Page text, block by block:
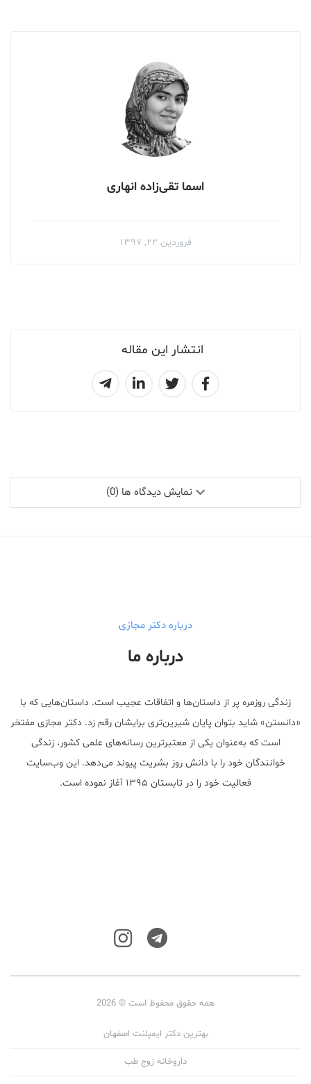
انتشار این مقاله
اسما تقی‌زاده انهاری
فروردین ۲۲, ۱۳۹۷
نمایش دیدگاه ها (0)
درباره دکتر مجازی
درباره ما
زندگی روزمره پر از داستان‌ها و اتفاقات عجیب است. داستان‌هایی که با
«دانستن» شاید بتوان پایان شیرین‌تری برایشان رقم زد. دکتر مجازی مفتخر
است که به‌عنوان یکی از معتبر‌ترین رسانه‌های علمی کشور، زندگی
خوانندگان خود را با دانش روز بشریت پیوند می‌دهد. این وب‌سایت
فعالیت خود را در تابستان ۱۳۹۵ آغاز نموده است.
همه حقوق محفوظ است © 2026
بهترین دکتر ایمپلنت اصفهان
داروخانه زوج طب